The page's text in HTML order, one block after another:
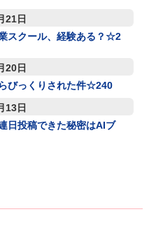
21日
スクール、経験ある？☆2
20日
びっくりされた件☆240
13日
日投稿できた秘密はAIブ